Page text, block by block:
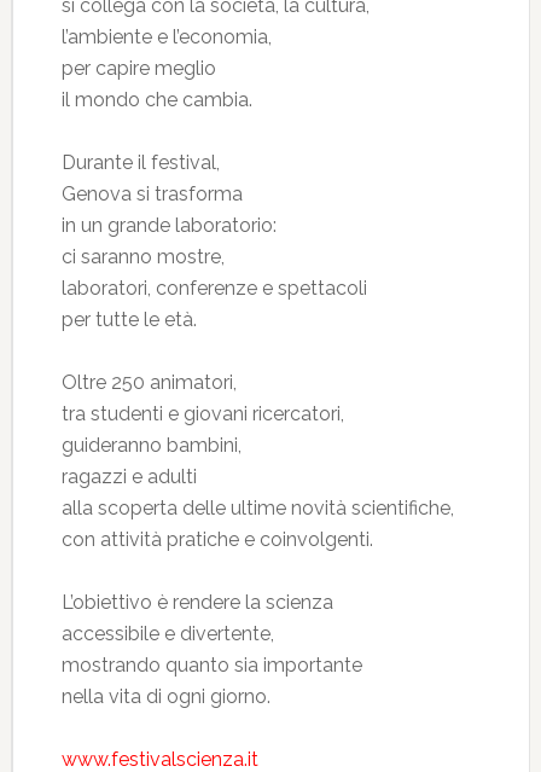
si collega con la società, la cultura,
l’ambiente e l’economia,
per capire meglio
il mondo che cambia.
Durante il festival,
Genova si trasforma
in un grande laboratorio:
ci saranno mostre,
laboratori, conferenze e spettacoli
per tutte le età.
Oltre 250 animatori,
tra studenti e giovani ricercatori,
guideranno bambini,
ragazzi e adulti
alla scoperta delle ultime novità scientifiche,
con attività pratiche e coinvolgenti.
L’obiettivo è rendere la scienza
accessibile e divertente,
mostrando quanto sia importante
nella vita di ogni giorno.
www.festivalscienza.it